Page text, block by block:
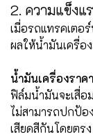
2. ความแข็ง
เมื่อรถแทรคเตอ
ผลให้น้ำมันเครื่อ
น้ำมันเครื่องราค
ฟิล์มน้ำมันจะเสื่อ
ไม่สามารถปกป้อ
เสียดสีกันโดยตร